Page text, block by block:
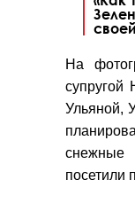
На
супругой
Ульяной,
снежные
посетили